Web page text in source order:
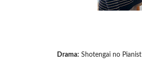
Drama: Shotengai no Pianist